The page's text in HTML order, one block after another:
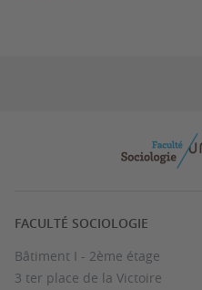
FACULTÉ SOCIOLOGIE
Bâtiment I - 2ème étage
3 ter place de la Victoire